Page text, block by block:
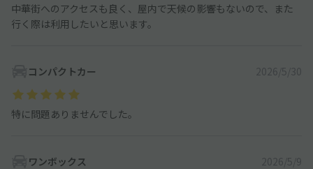
中華街へのアクセスも良く、屋内で天候の影響もないので、また
行く際は利用したいと思います。
コンパクトカー 2026/5/30
特に問題ありませんでした。
ワンボックス 2026/5/9